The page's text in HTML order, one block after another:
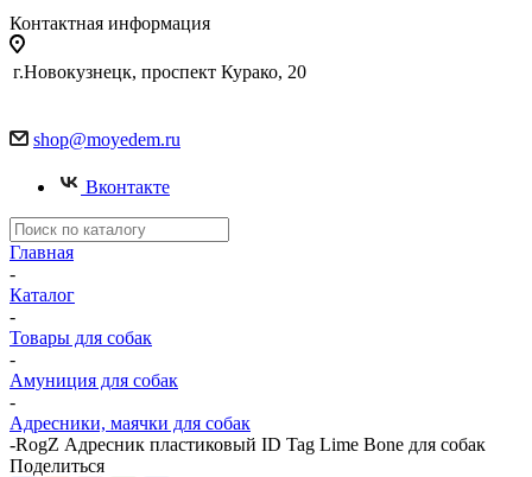
Контактная информация
г.Новокузнецк, проспект Курако, 20
shop@moyedem.ru
Вконтакте
Главная
-
Каталог
-
Товары для собак
-
Амуниция для собак
-
Адресники, маячки для собак
-RogZ Адресник пластиковый ID Tag Lime Bone для собак
Поделиться